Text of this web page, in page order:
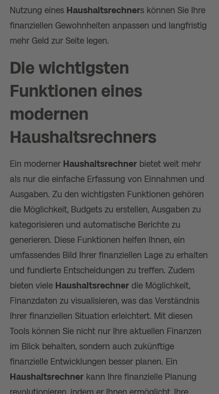
Nutzung eines Haushaltsrechners können Sie Ihre
finanziellen Gewohnheiten anpassen und langfristig
mehr Geld zur Seite legen.
Die wichtigsten
Funktionen eines
modernen
Haushaltsrechners
Ein moderner Haushaltsrechner bietet weit mehr
als nur die einfache Erfassung von Einnahmen und
Ausgaben. Zu den wichtigsten Funktionen gehören
die Möglichkeit, Budgets zu erstellen, Ausgaben zu
kategorisieren und automatische Berichte zu
generieren. Diese Funktionen helfen Ihnen, ein
umfassendes Bild Ihrer finanziellen Lage zu erhalten
und fundierte Entscheidungen zu treffen. Zudem
bieten viele Haushaltsrechner die Möglichkeit,
Finanzdaten zu visualisieren, was das Verständnis
Ihrer finanziellen Situation erleichtert. Mit diesen
Tools können Sie nicht nur Ihre aktuellen Finanzen
im Blick behalten, sondern auch zukünftige
finanzielle Entwicklungen besser planen. Ein
Haushaltsrechner kann Ihre finanzielle Planung
revolutionieren, indem er Ihnen ermöglicht, Ihre